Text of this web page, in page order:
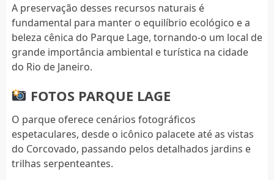
A preservação desses recursos naturais é
fundamental para manter o equilíbrio ecológico e a
beleza cênica do Parque Lage, tornando-o um local de
grande importância ambiental e turística na cidade
do Rio de Janeiro.
FOTOS PARQUE LAGE
O parque oferece cenários fotográficos
espetaculares, desde o icônico palacete até as vistas
do Corcovado, passando pelos detalhados jardins e
trilhas serpenteantes.